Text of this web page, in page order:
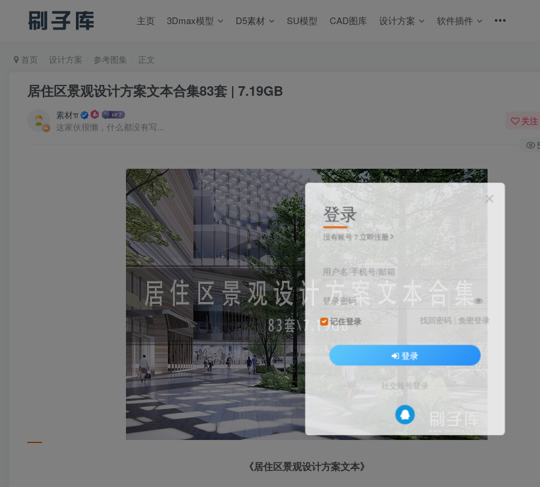
主页 3Dmax模型 D5素材 SU模型 CAD图库 设计方案 软件插件
首页 设计方案 参考图集 正文
居住区景观设计方案文本合集83套 | 7.19GB
素材π
这家伙很懒，什么都没有写...
关注
《居住区景观设计方案文本》
登录
没有账号？立即注册
用户名/手机号/邮箱
登录密码
记住登录 找回密码 免密登录
登录
社交账号登录